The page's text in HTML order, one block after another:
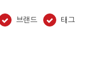
브랜드 태그